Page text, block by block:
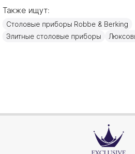
Страна производителя
Материал
Золото,
20,4см
Также ищут:
Столовые приборы Robbe & Berking
Элитные столовые приборы